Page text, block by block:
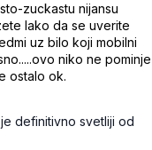
zuckastu nijansu
lako da se uverite
uz bilo koji mobilni
niko ne pominje
ostalo ok.
definitivno svetliji od